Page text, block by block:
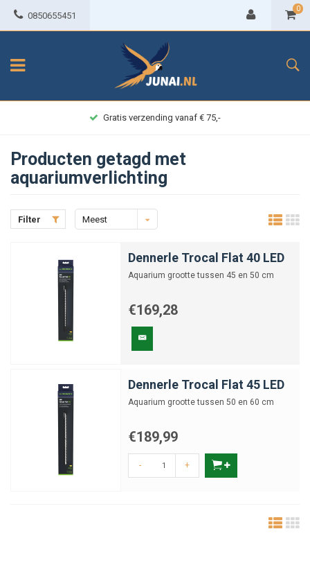
0850655451
0
Gratis verzending vanaf € 75,-
Producten getagd met
aquariumverlichting
Filter
Meest
Dennerle Trocal Flat 40 LED
Aquarium grootte tussen 45 en 50 cm
€169,28
Dennerle Trocal Flat 45 LED
Aquarium grootte tussen 50 en 60 cm
€189,99
- +